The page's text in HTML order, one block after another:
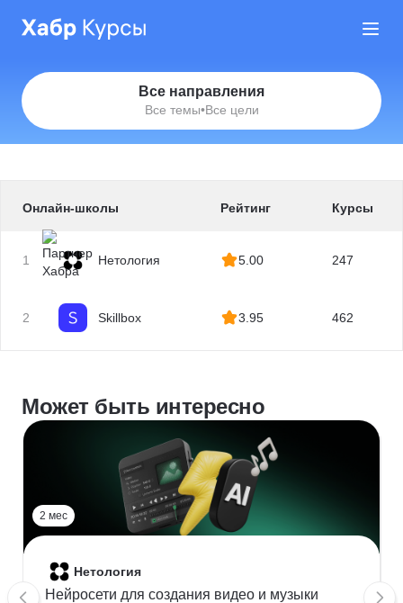
Все направления
Все темы•Все цели
Онлайн-школы Рейтинг Курсы
1 Нетология 5.00 247
2 Skillbox 3.95 462
Может быть интересно
2 мес
Нетология
Нейросети для создания видео и музыки